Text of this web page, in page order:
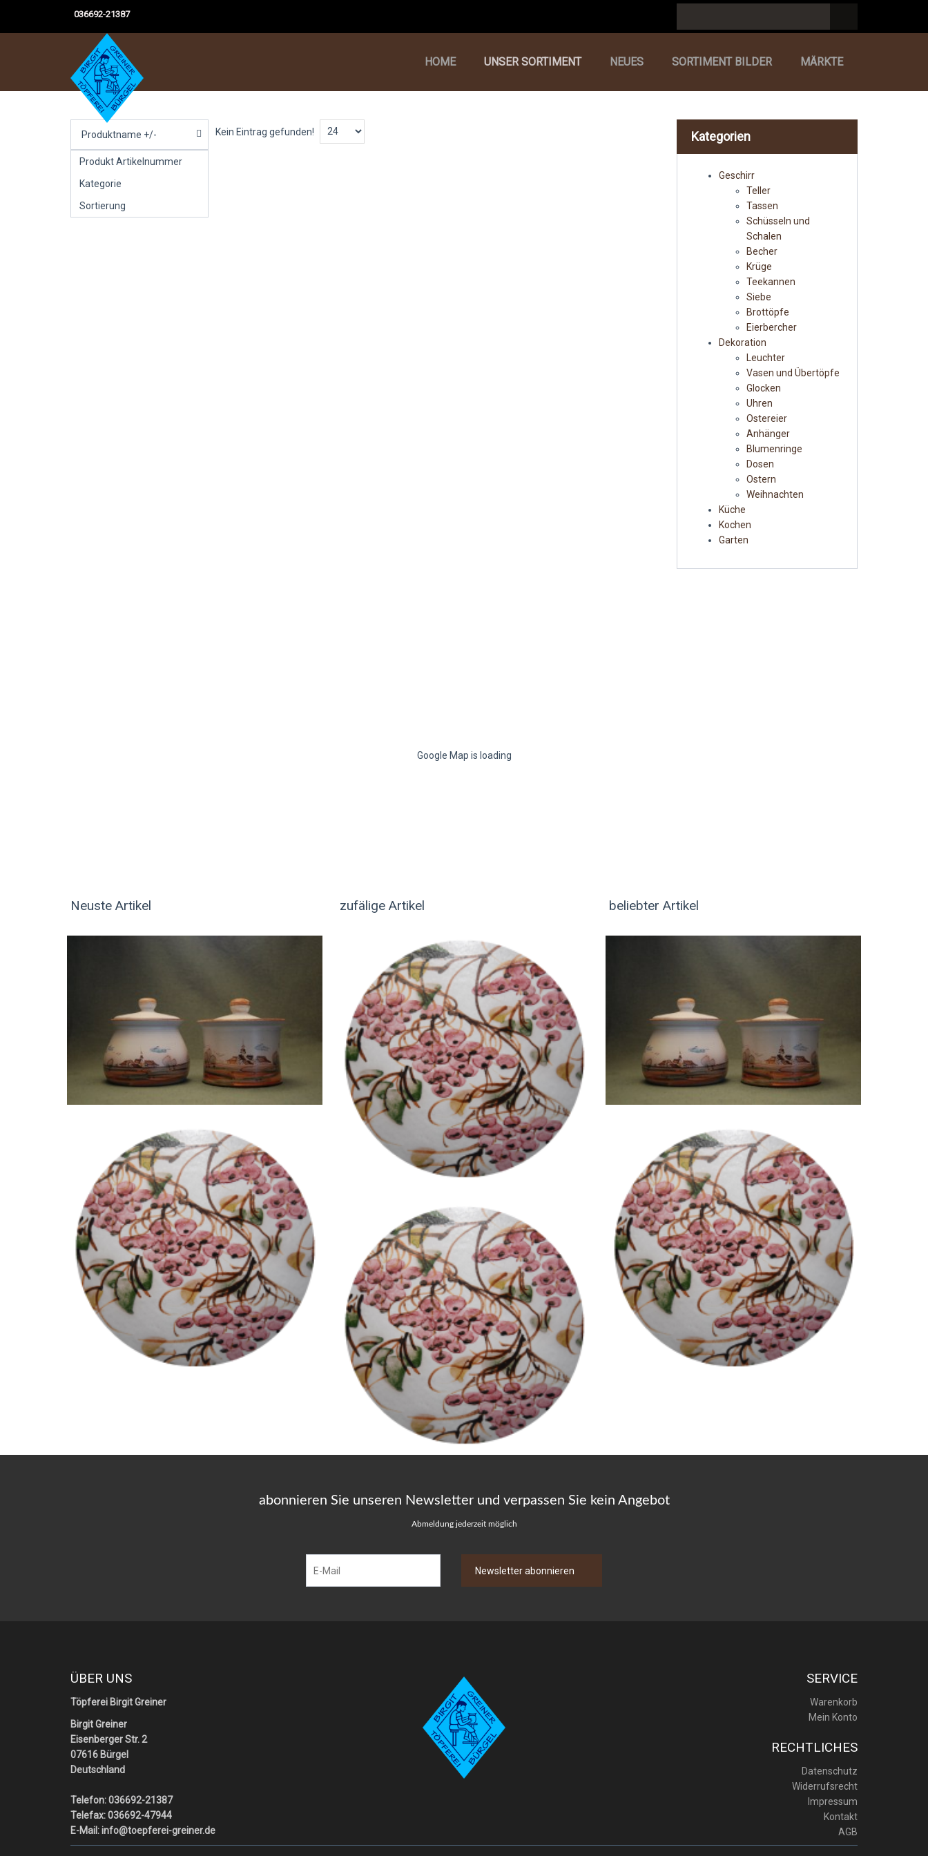
036692-21387
HOME UNSER SORTIMENT NEUES SORTIMENT BILDER MÄRKTE
Produktname +/-
Produkt Artikelnummer
Kategorie
Sortierung
Kein Eintrag gefunden! Kategorien
Geschirr
Teller
Tassen
Schüsseln und
Schalen
Becher
Krüge
Teekannen
Siebe
Brottöpfe
Eierbercher
Dekoration
Leuchter
Vasen und Übertöpfe
Glocken
Uhren
Ostereier
Anhänger
Blumenringe
Dosen
Ostern
Weihnachten
Küche
Kochen
Garten
Google Map is loading
Neuste Artikel zufälige Artikel beliebter Artikel
abonnieren Sie unseren Newsletter und verpassen Sie kein Angebot
Abmeldung jederzeit möglich
ÜBER UNS
Töpferei Birgit Greiner
Birgit Greiner
Eisenberger Str. 2
07616 Bürgel
Deutschland
Telefon: 036692-21387
Telefax: 036692-47944
E-Mail:info@toepferei-greiner.de
SERVICE
Warenkorb
Mein Konto
RECHTLICHES
Datenschutz
Widerrufsrecht
Impressum
Kontakt
AGB